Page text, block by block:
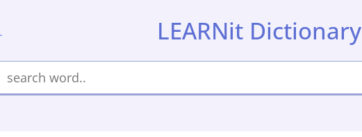
LEARNit Dictionary